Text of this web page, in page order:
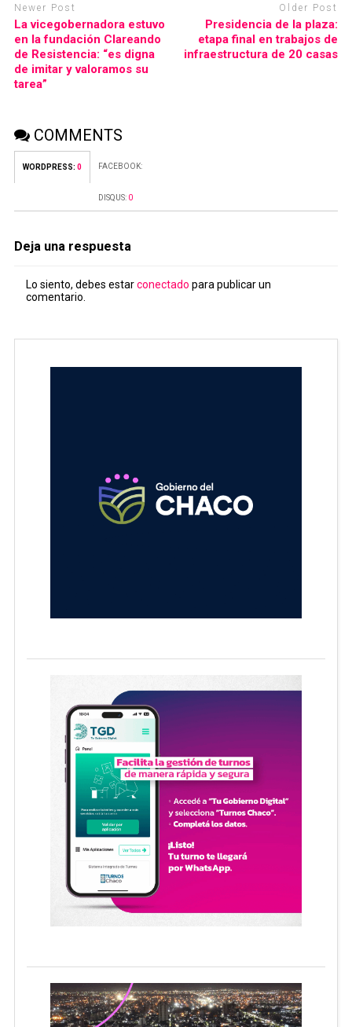
Newer Post
La vicegobernadora estuvo
en la fundación Clareando
de Resistencia: “es digna
de imitar y valoramos su
tarea”
Older Post
Presidencia de la plaza:
etapa final en trabajos de
infraestructura de 20 casas
COMMENTS
WORDPRESS: 0 FACEBOOK:
DISQUS: 0
Deja una respuesta
Lo siento, debes estarconectado para publicar un
comentario.